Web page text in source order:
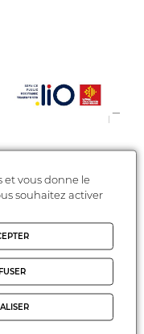
et vous donne le
souhaitez activer